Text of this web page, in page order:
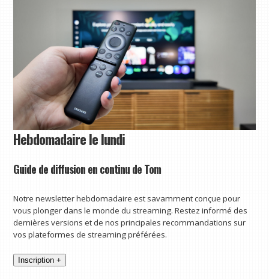
Hebdomadaire le lundi
Guide de diffusion en continu de Tom
Notre newsletter hebdomadaire est savamment conçue pour
vous plonger dans le monde du streaming. Restez informé des
dernières versions et de nos principales recommandations sur
vos plateformes de streaming préférées.
Inscription +